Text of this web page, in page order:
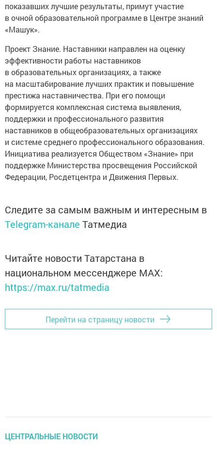
показавших лучшие результаты, примут участие
в очной образовательной программе в Центре знаний
«Машук».
Проект Знание. Наставники направлен на оценку
эффективности работы наставников
в образовательных организациях, а также
на масштабирование лучших практик и повышение
престижа наставничества. При его помощи
формируется комплексная система выявления,
поддержки и профессионального развития
наставников в общеобразовательных организациях
и системе среднего профессионального образования.
Инициатива реализуется Обществом «Знание» при
поддержке Министерства просвещения Российской
Федерации, Росдетцентра и Движения Первых.
Следите за самым важным и интересным в
Telegram-канале Татмедиа
Читайте новости Татарстана в
национальном мессенджере MАХ:
https://max.ru/tatmedia
Перейти на страницу новости
ЦЕНТРАЛЬНЫЕ НОВОСТИ